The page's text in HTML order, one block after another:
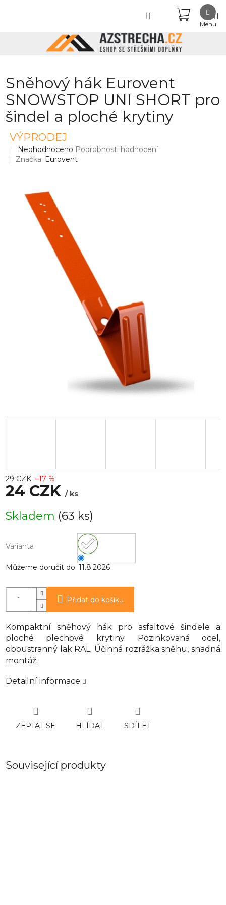
KOŠÍK
Sněhový hák Eurovent
SNOWSTOP UNI SHORT pro
šindel a ploché krytiny
VÝPRODEJ
Průměrné
hodnocení
hvězdiček.
Neohodnoceno Podrobnosti hodnocení
Značka: Eurovent
29 CZK –17 %
24 CZK/ ks
cena:
Skladem (63 ks)
Varianta
Můžeme doručit do: 11.8.2026
Přidat do košíku
Kompaktní sněhový hák pro asfaltové šindele a
ploché plechové krytiny. Pozinkovaná ocel,
oboustranný lak RAL. Účinná rozrážka sněhu, snadná
montáž.
Detailní informace
ZEPTAT SE HLÍDAT SDÍLET
Související produkty